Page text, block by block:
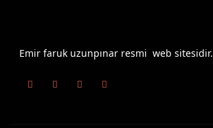
Emir faruk uzunpınar resmi web sitesidir.